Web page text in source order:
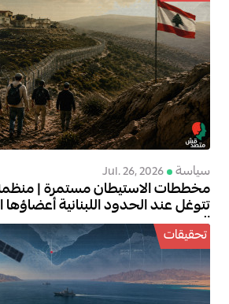
سياسة Jul. 26, 2026
مخططات الاستيطان مستمرة |
تتوغل عند الحدود اللبنانية
الحدود
تحقيقات